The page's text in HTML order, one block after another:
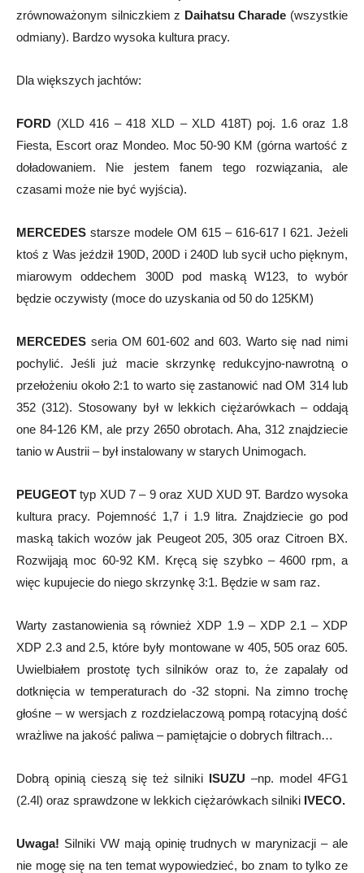
zrównoważonym silniczkiem z Daihatsu Charade (wszystkie
odmiany). Bardzo wysoka kultura pracy.
Dla większych jachtów:
FORD (XLD 416 – 418 XLD – XLD 418T) poj. 1.6 oraz 1.8
Fiesta, Escort oraz Mondeo. Moc 50-90 KM (górna wartość z
doładowaniem. Nie jestem fanem tego rozwiązania, ale
czasami może nie być wyjścia).
MERCEDES starsze modele OM 615 – 616-617 I 621. Jeżeli
ktoś z Was jeździł 190D, 200D i 240D lub sycił ucho pięknym,
miarowym oddechem 300D pod maską W123, to wybór
będzie oczywisty (moce do uzyskania od 50 do 125KM)
MERCEDES seria OM 601-602 and 603. Warto się nad nimi
pochylić. Jeśli już macie skrzynkę redukcyjno-nawrotną o
przełożeniu około 2:1 to warto się zastanowić nad OM 314 lub
352 (312). Stosowany był w lekkich ciężarówkach – oddają
one 84-126 KM, ale przy 2650 obrotach. Aha, 312 znajdziecie
tanio w Austrii – był instalowany w starych Unimogach.
PEUGEOT typ XUD 7 – 9 oraz XUD XUD 9T. Bardzo wysoka
kultura pracy. Pojemność 1,7 i 1.9 litra. Znajdziecie go pod
maską takich wozów jak Peugeot 205, 305 oraz Citroen BX.
Rozwijają moc 60-92 KM. Kręcą się szybko – 4600 rpm, a
więc kupujecie do niego skrzynkę 3:1. Będzie w sam raz.
Warty zastanowienia są również XDP 1.9 – XDP 2.1 – XDP
XDP 2.3 and 2.5, które były montowane w 405, 505 oraz 605.
Uwielbiałem prostotę tych silników oraz to, że zapalały od
dotknięcia w temperaturach do -32 stopni. Na zimno trochę
głośne – w wersjach z rozdzielaczową pompą rotacyjną dość
wrażliwe na jakość paliwa – pamiętajcie o dobrych filtrach…
Dobrą opinią cieszą się też silniki ISUZU –np. model 4FG1
(2.4l) oraz sprawdzone w lekkich ciężarówkach silniki IVECO.
Uwaga! Silniki VW mają opinię trudnych w marynizacji – ale
nie mogę się na ten temat wypowiedzieć, bo znam to tylko ze